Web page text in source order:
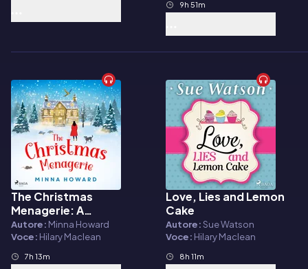
9h 51m
Audiolibro
The Christmas
Menagerie: A
heartwarming
Christmas romance
Autore: Minna Howard
Voce: Hilary Maclean
7h 13m
Audiolibro
Love, Lies and Lemon
Cake
Autore:Sue Watson
Voce: Hilary Maclean
8h 11m